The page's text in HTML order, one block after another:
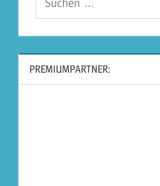
PREMIUMPARTNER: